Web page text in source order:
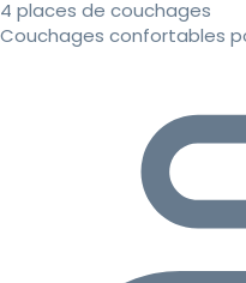
4 places de couchages
Couchages confortables